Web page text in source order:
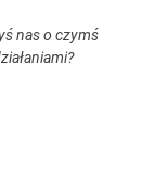
nas o czymś